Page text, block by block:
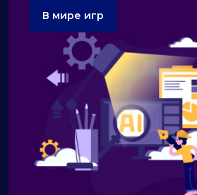
В мире игр